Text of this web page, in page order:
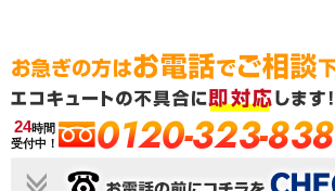
24時間
受付中！
0120-323-838